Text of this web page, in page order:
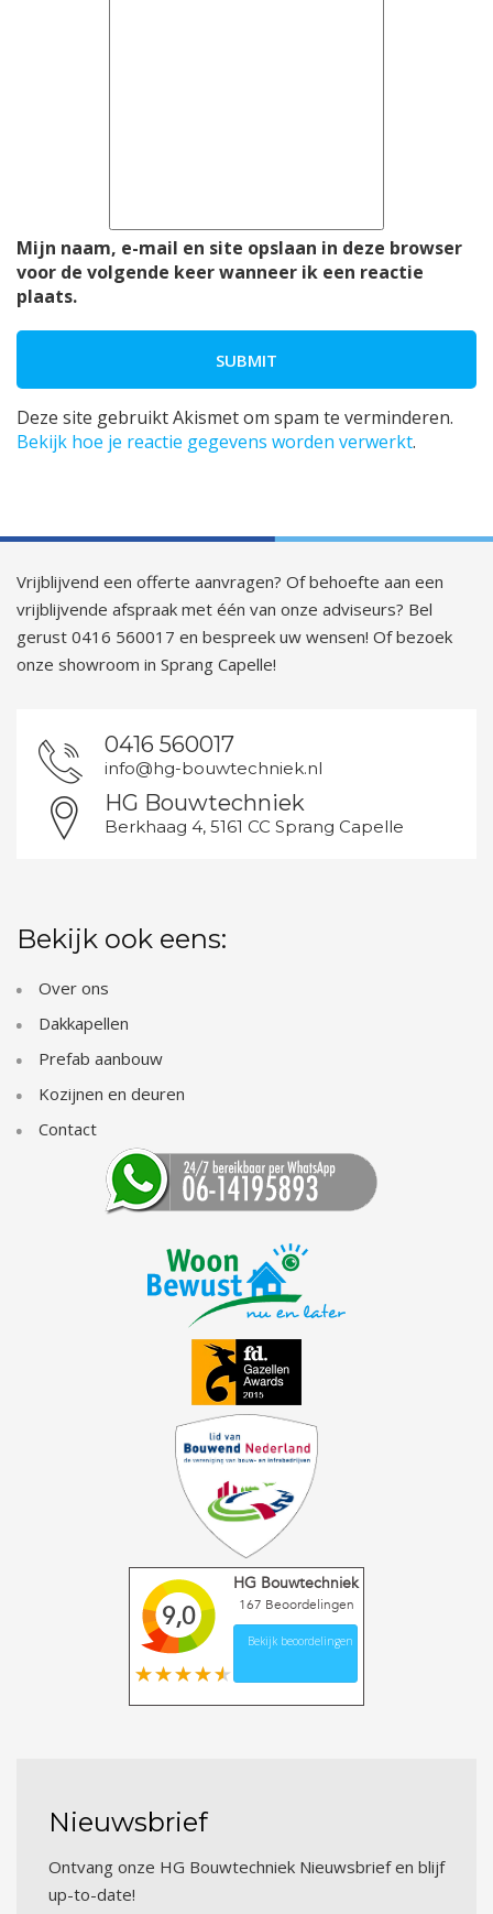
Mijn naam, e-mail en site opslaan in deze browser
voor de volgende keer wanneer ik een reactie
plaats.
Deze site gebruikt Akismet om spam te verminderen.
Bekijk hoe je reactie gegevens worden verwerkt.
Vrijblijvend een offerte aanvragen? Of behoefte aan een
vrijblijvende afspraak met één van onze adviseurs? Bel
gerust 0416 560017 en bespreek uw wensen! Of bezoek
onze showroom in Sprang Capelle!
0416 560017
info@hg-bouwtechniek.nl
HG Bouwtechniek
Berkhaag 4, 5161 CC Sprang Capelle
Bekijk ook eens:
Over ons
Dakkapellen
Prefab aanbouw
Kozijnen en deuren
Contact
9,0
HG Bouwtechniek
167 Beoordelingen
Bekijk beoordelingen
Nieuwsbrief
Ontvang onze HG Bouwtechniek Nieuwsbrief en blijf
up-to-date!